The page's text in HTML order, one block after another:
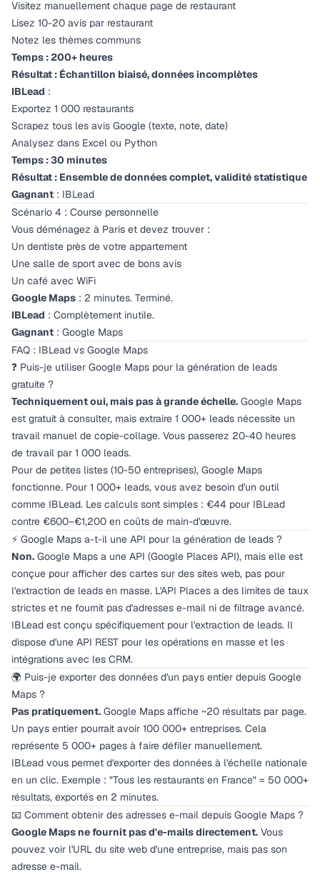
Visitez manuellement chaque page de restaurant
Lisez 10-20 avis par restaurant
Notez les thèmes communs
Temps : 200+ heures
Résultat : Échantillon biaisé, données incomplètes
IBLead :
Exportez 1 000 restaurants
Scrapez tous les avis Google (texte, note, date)
Analysez dans Excel ou Python
Temps : 30 minutes
Résultat : Ensemble de données complet, validité statistique
Gagnant : IBLead
Scénario 4 : Course personnelle
Vous déménagez à Paris et devez trouver :
Un dentiste près de votre appartement
Une salle de sport avec de bons avis
Un café avec WiFi
Google Maps : 2 minutes. Terminé.
IBLead : Complètement inutile.
Gagnant : Google Maps
FAQ : IBLead vs Google Maps
❓ Puis-je utiliser Google Maps pour la génération de leads
gratuite ?
Techniquement oui, mais pas à grande échelle. Google Maps
est gratuit à consulter, mais extraire 1 000+ leads nécessite un
travail manuel de copie-collage. Vous passerez 20-40 heures
de travail par 1 000 leads.
Pour de petites listes (10-50 entreprises), Google Maps
fonctionne. Pour 1 000+ leads, vous avez besoin d'un outil
comme IBLead. Les calculs sont simples : €44 pour IBLead
contre €600–€1,200 en coûts de main-d'œuvre.
⚡ Google Maps a-t-il une API pour la génération de leads ?
Non. Google Maps a une API (Google Places API), mais elle est
conçue pour afficher des cartes sur des sites web, pas pour
l'extraction de leads en masse. L'API Places a des limites de taux
strictes et ne fournit pas d'adresses e-mail ni de filtrage avancé.
IBLead est conçu spécifiquement pour l'extraction de leads. Il
dispose d'une API REST pour les opérations en masse et les
intégrations avec les CRM.
🌍 Puis-je exporter des données d'un pays entier depuis Google
Maps ?
Pas pratiquement. Google Maps affiche ~20 résultats par page.
Un pays entier pourrait avoir 100 000+ entreprises. Cela
représente 5 000+ pages à faire défiler manuellement.
IBLead vous permet d'exporter des données à l'échelle nationale
en un clic. Exemple : "Tous les restaurants en France" = 50 000+
résultats, exportés en 2 minutes.
📧 Comment obtenir des adresses e-mail depuis Google Maps ?
Google Maps ne fournit pas d'e-mails directement. Vous
pouvez voir l'URL du site web d'une entreprise, mais pas son
adresse e-mail.